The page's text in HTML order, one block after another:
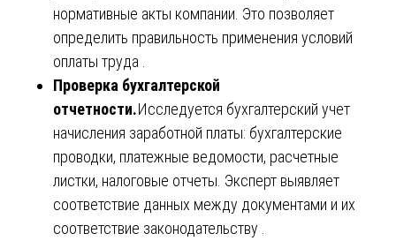
нормативные акты компании. Это позволяет
определить правильность применения условий
оплаты труда .
Проверка бухгалтерской
отчетности.Исследуется бухгалтерский учет
начисления заработной платы: бухгалтерские
проводки, платежные ведомости, расчетные
листки, налоговые отчеты. Эксперт выявляет
соответствие данных между документами и их
соответствие законодательству .